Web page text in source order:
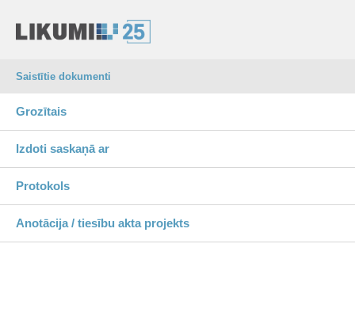
Saistītie dokumenti
Grozītais
Izdoti saskaņā ar
Protokols
Anotācija / tiesību akta projekts